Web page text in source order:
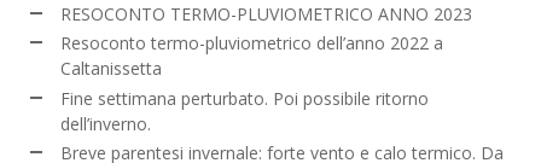
RESOCONTO TERMO-PLUVIOMETRICO ANNO 2023
Resoconto termo-pluviometrico dell’anno 2022 a
Caltanissetta
Fine settimana perturbato. Poi possibile ritorno
dell’inverno.
Breve parentesi invernale: forte vento e calo termico. Da